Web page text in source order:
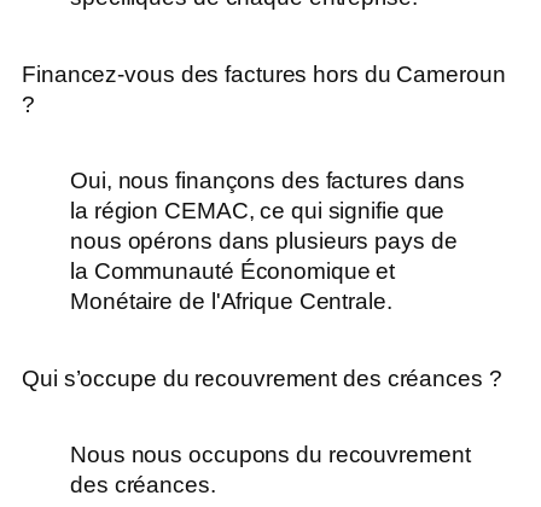
Financez-vous des factures hors du Cameroun
?
Oui, nous finançons des factures dans
la région CEMAC, ce qui signifie que
nous opérons dans plusieurs pays de
la Communauté Économique et
Monétaire de l'Afrique Centrale.
Qui s’occupe du recouvrement des créances ?
Nous nous occupons du recouvrement
des créances.